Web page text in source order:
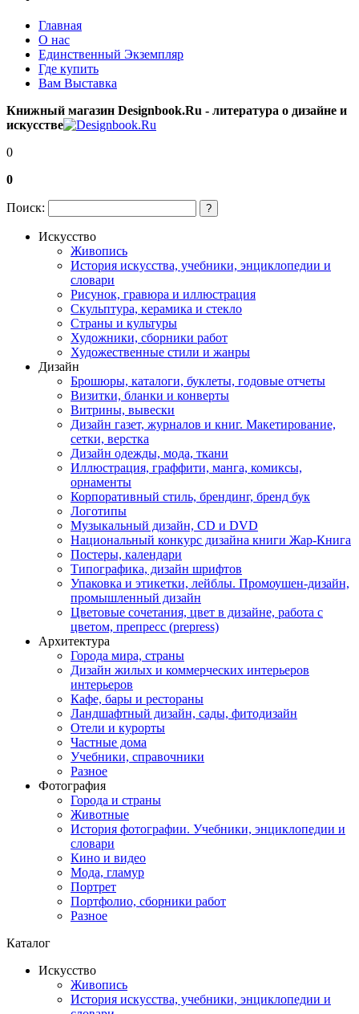
Главная
О нас
Единственный Экземпляр
Где купить
Вам Выставка
Книжный магазин Designbook.Ru - литература о дизайне и
искусстве
0
0
Поиск: ?
Искусство
Живопись
История искусства, учебники, энциклопедии и
словари
Рисунок, гравюра и иллюстрация
Скульптура, керамика и стекло
Страны и культуры
Художники, сборники работ
Художественные стили и жанры
Дизайн
Брошюры, каталоги, буклеты, годовые отчеты
Визитки, бланки и конверты
Витрины, вывески
Дизайн газет, журналов и книг. Макетирование,
сетки, верстка
Дизайн одежды, мода, ткани
Иллюстрация, граффити, манга, комиксы,
орнаменты
Корпоративный стиль, брендинг, бренд бук
Логотипы
Музыкальный дизайн, СD и DVD
Национальный конкурс дизайна книги Жар-Книга
Постеры, календари
Типографика, дизайн шрифтов
Упаковка и этикетки, лейблы. Промоушен-дизайн,
промышленный дизайн
Цветовые сочетания, цвет в дизайне, работа с
цветом, препресс (prepress)
Архитектура
Города мира, страны
Дизайн жилых и коммерческих интерьеров
интерьеров
Кафе, бары и рестораны
Ландшафтный дизайн, сады, фитодизайн
Отели и курорты
Частные дома
Учебники, справочники
Разное
Фотография
Города и страны
Животные
История фотографии. Учебники, энциклопедии и
словари
Кино и видео
Мода, гламур
Портрет
Портфолио, сборники работ
Разное
Каталог
Искусство
Живопись
История искусства, учебники, энциклопедии и